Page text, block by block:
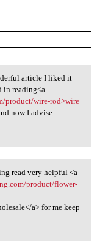
article I liked it
in reading<a
product/wire-rod>wire
now I advise
read very helpful <a
product/flower-
a> for me keep